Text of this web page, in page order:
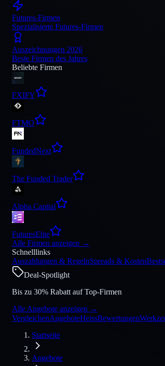
Futures-Firmen
Spezialisierte Futures-Firmen
Auszeichnungen 2026
Beste Firmen des Jahres
Beliebte Firmen
FXIFY
FTMO
FundedNext
The Funded Trader
Alpha Capital
FuturesElite
Alle Firmen anzeigen →
Schnelllinks
Auszahlungen & RegelnSpreads & Kosten
Deal-Spotlight
Bis zu 30% Rabatt auf Top-Firmen
Alle Angebote anzeigen →
VergleichenAngeboteHeissBewertungen
Startseite
Angebote